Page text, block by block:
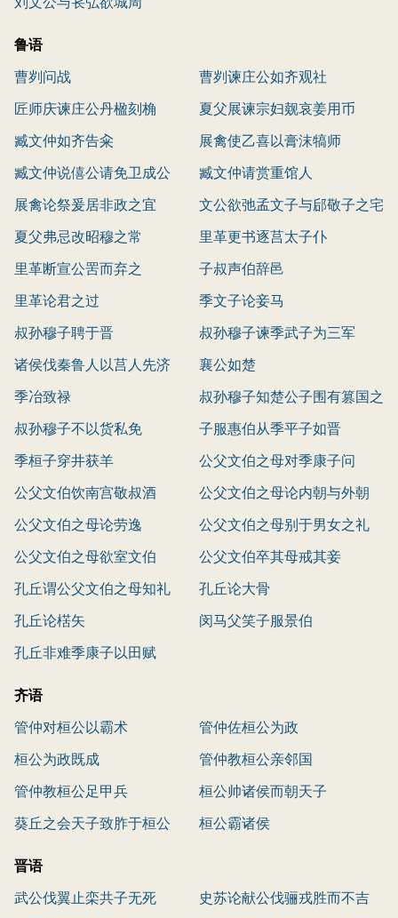
鲁语
曹刿问战
曹刿谏庄公如齐观社
匠师庆谏庄公丹楹刻桷
夏父展谏宗妇觌哀姜用币
臧文仲如齐告籴
展禽使乙喜以膏沫犒师
臧文仲说僖公请免卫成公
臧文仲请赏重馆人
展禽论祭爰居非政之宜
文公欲弛孟文子与郈敬子之宅
夏父弗忌改昭穆之常
里革更书逐莒太子仆
里革断宣公罟而弃之
子叔声伯辞邑
里革论君之过
季文子论妾马
叔孙穆子聘于晋
叔孙穆子谏季武子为三军
诸侯伐秦鲁人以莒人先济
襄公如楚
季冶致禄
叔孙穆子知楚公子围有篡国之
心
叔孙穆子不以货私免
子服惠伯从季平子如晋
季桓子穿井获羊
公父文伯之母对季康子问
公父文伯饮南宫敬叔酒
公父文伯之母论内朝与外朝
公父文伯之母论劳逸
公父文伯之母别于男女之礼
公父文伯之母欲室文伯
公父文伯卒其母戒其妾
孔丘谓公父文伯之母知礼
孔丘论大骨
孔丘论楛矢
闵马父笑子服景伯
孔丘非难季康子以田赋
齐语
管仲对桓公以霸术
管仲佐桓公为政
桓公为政既成
管仲教桓公亲邻国
管仲教桓公足甲兵
桓公帅诸侯而朝天子
葵丘之会天子致胙于桓公
桓公霸诸侯
晋语
武公伐翼止栾共子无死
史苏论献公伐骊戎胜而不吉